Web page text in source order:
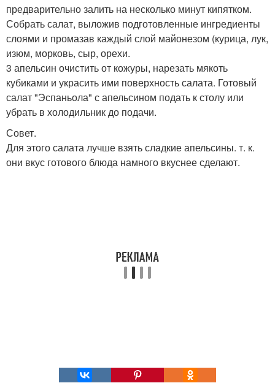
предварительно залить на несколько минут кипятком.
Собрать салат, выложив подготовленные ингредиенты
слоями и промазав каждый слой майонезом (курица, лук,
изюм, морковь, сыр, орехи.
3 апельсин очистить от кожуры, нарезать мякоть
кубиками и украсить ими поверхность салата. Готовый
салат "Эспаньола" с апельсином подать к столу или
убрать в холодильник до подачи.
Совет.
Для этого салата лучше взять сладкие апельсины. т. к.
они вкус готового блюда намного вкуснее сделают.